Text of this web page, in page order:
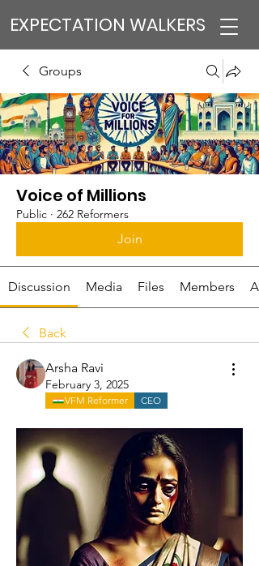
EXPECTATION WALKERS
Groups
Voice of Millions
Public · 262 Reformers
Join
Discussion Media Files Members
Back
Arsha Ravi
February 3, 2025
VFM Reformer CEO